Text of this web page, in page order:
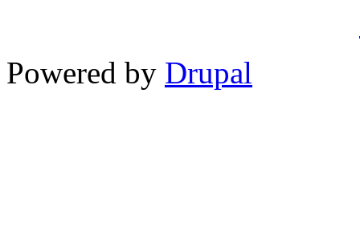
Powered by Drupal